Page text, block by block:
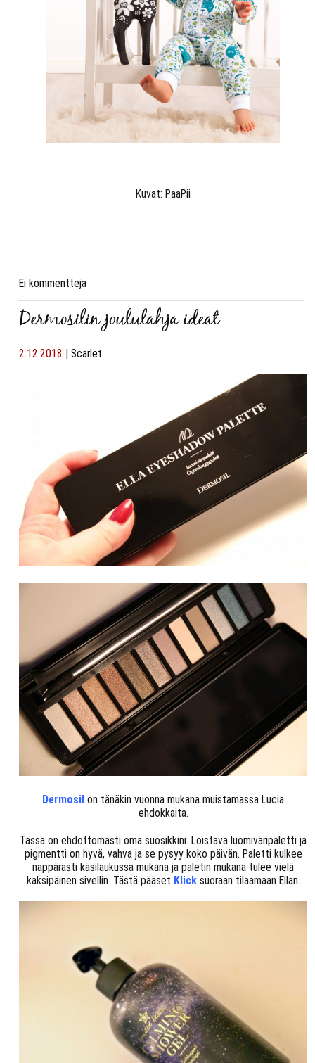
Kuvat: PaaPii
Ei kommentteja
Dermosilin joululahja ideat
2.12.2018 | Scarlet
Dermosil on tänäkin vuonna mukana muistamassa Lucia
ehdokkaita.
Tässä on ehdottomasti oma suosikkini. Loistava luomiväripaletti ja
pigmentti on hyvä, vahva ja se pysyy koko päivän. Paletti kulkee
näppärästi käsilaukussa mukana ja paletin mukana tulee vielä
kaksipäinen sivellin. Tästä pääset Klicksuoraan tilaamaan Ellan.